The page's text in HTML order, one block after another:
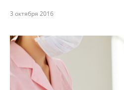
3 октября 2016